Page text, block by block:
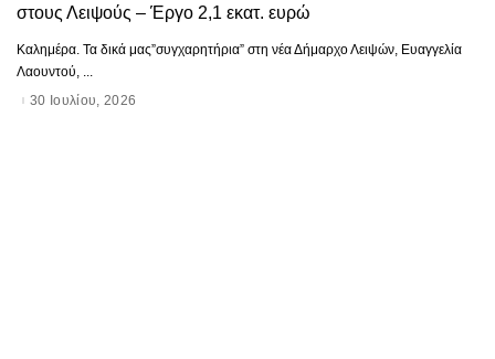
στους Λειψούς – Έργο 2,1 εκατ. ευρώ
Καλημέρα. Τα δικά μας”συγχαρητήρια” στη νέα Δήμαρχο Λειψών, Ευαγγελία
Λαουντού, ...
30 Ιουλίου, 2026